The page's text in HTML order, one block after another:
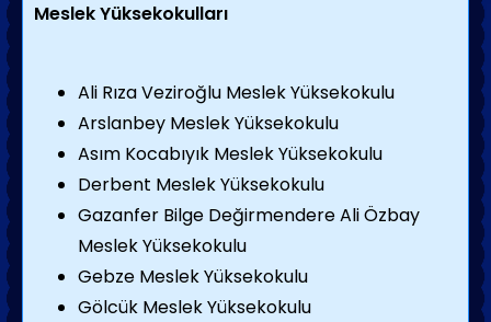
Meslek Yüksekokulları
Ali Rıza Veziroğlu Meslek Yüksekokulu
Arslanbey Meslek Yüksekokulu
Asım Kocabıyık Meslek Yüksekokulu
Derbent Meslek Yüksekokulu
Gazanfer Bilge Değirmendere Ali Özbay
Meslek Yüksekokulu
Gebze Meslek Yüksekokulu
Gölcük Meslek Yüksekokulu